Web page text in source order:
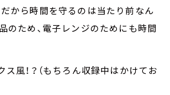
から時間を守るのは当たり前なん
のため、電子レンジのためにも時間
ス風！？（もちろん収録中はかけてお